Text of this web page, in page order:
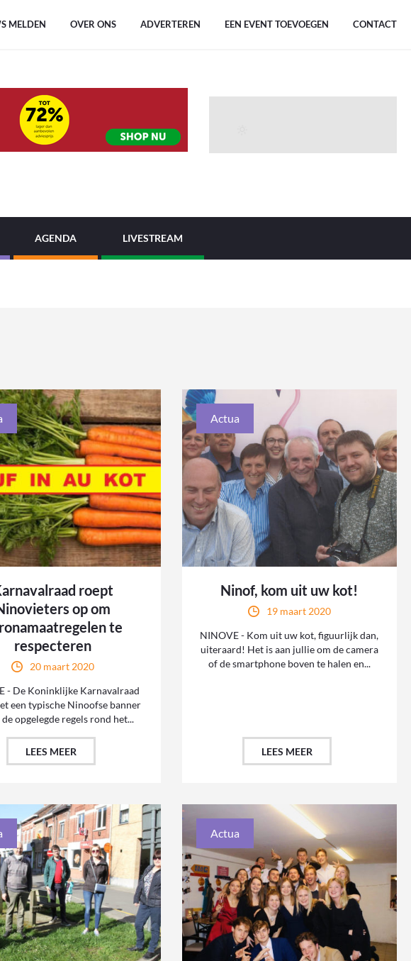
MELDEN OVER ONS ADVERTEREN EEN EVENT TOEVOEGEN CONTACT
AGENDA LIVESTREAM
roept
op om
te
respecteren
20 maart 2020
- De Koninklijke Karnavalraad
een typische Ninoofse banner
opgelegde regels rond het...
LEES MEER
Actua
Ninof, kom uit uw kot!
19 maart 2020
NINOVE - Kom uit uw kot, figuurlijk dan,
uiteraard! Het is aan jullie om de camera
of de smartphone boven te halen en...
LEES MEER
Actua